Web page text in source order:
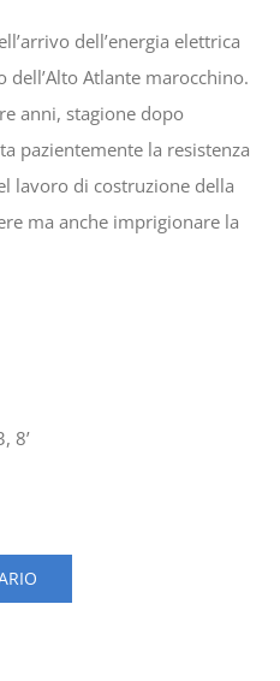
dell’energia elettrica
Atlante marocchino.
anni, stagione dopo
pazientemente la resistenza
lavoro di costruzione della
ma anche imprigionare la
8’